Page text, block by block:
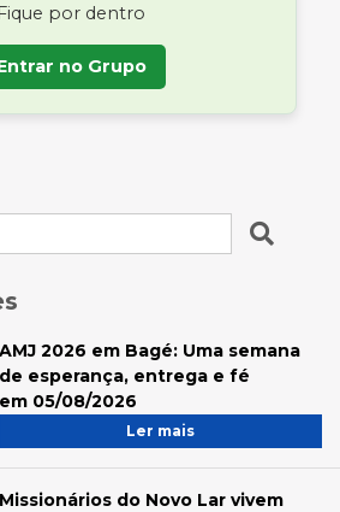
Fique por dentro
no Grupo
AMJ 2026 em Bagé: Uma semana
de esperança, entrega e fé
em 05/08/2026
Ler mais
Missionários do Novo Lar vivem